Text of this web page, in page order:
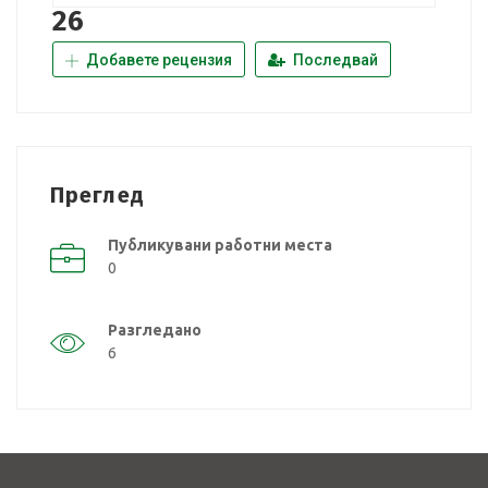
26
Добавете рецензия Последвай
Преглед
Публикувани работни места
0
Разгледано
6